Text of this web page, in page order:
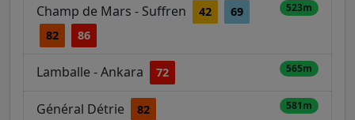
Champ de Mars - Suffren 42
69
82
86
523m
Lamballe - Ankara 72 565m
Général Détrie 82 581m